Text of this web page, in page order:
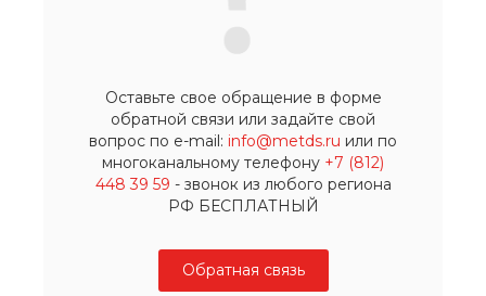
Оставьте свое обращение в форме
обратной связи или задайте свой
вопрос по e-mail: info@metds.ru или по
многоканальному телефону +7 (812)
448 39 59 - звонок из любого региона
РФ БЕСПЛАТНЫЙ
Обратная связь